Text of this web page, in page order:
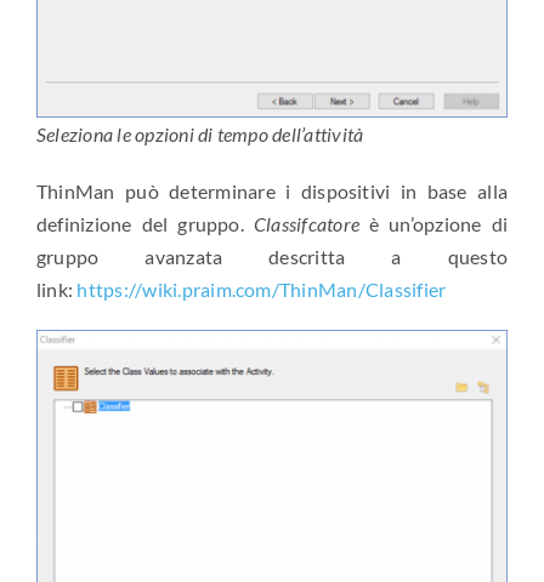
Seleziona le opzioni di tempo dell’attività
ThinMan può determinare i dispositivi in base alla
definizione del gruppo. Classifcatore è un’opzione di
gruppo avanzata descritta a questo
link: https://wiki.praim.com/ThinMan/Classifier